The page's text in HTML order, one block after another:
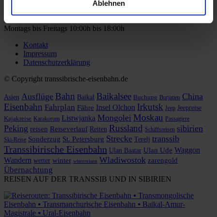
Ablehnen
info@transsibirische-eisenbahn.de
BÜRO-ÖFFNUNGSZEITEN
Montags bis Freitags 10:00h bis 18:00h
Kontakt
Impressum
Datenschutzerklärung
© Copyright transsibrische-eisenbahn.de
Asien Ausflüge Bahn Baikal Baikalsee Buchung Burjatien China
Eisenbahn Fahrplan Fähre Insel Olchon Irkutsk Jeep Jeepreise
Kajakreise Karakorum Listwjanka Mongolei Moskau Passagiere
Peking reisen Reiseverlauf Reiten Russland Schiffsreisen sibirien
Ski-Reise Sonderzug St. Petersburg Strecke Terelj transsib
Transsibirische Eisenbahn Ulan Baatar Ulan Ude Waggon
Wandern wetter winter witerreisen Wladiwostok zarengold
Übernachtung
REISEN AUF DER TRANSSIB UND IN SIBIRIEN